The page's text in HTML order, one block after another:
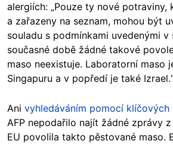
alergiích: „Pouze ty nové potraviny,
a zařazeny na seznam, mohou být
souladu s podmínkami uvedenými v
současné době žádné takové
maso neexistuje. Laboratorní maso
Singapuru a v popředí je také
Ani vyhledáváním pomocí klíčových
AFP nepodařilo najít žádné zprávy
EU povolila takto pěstované maso.